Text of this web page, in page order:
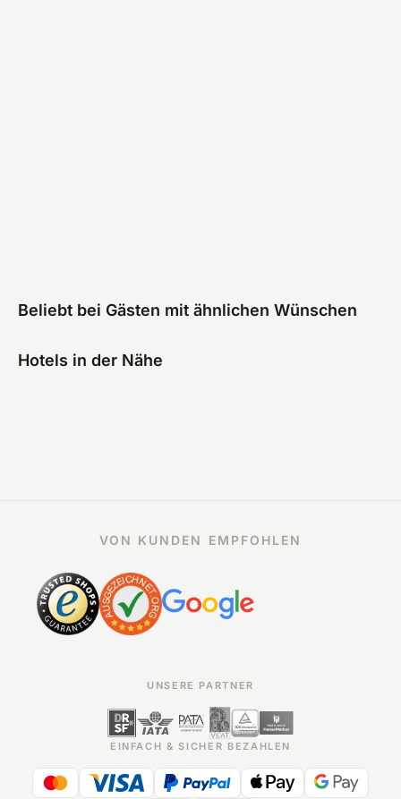
Beliebt bei Gästen mit ähnlichen Wünschen
Hotels in der Nähe
VON KUNDEN EMPFOHLEN
UNSERE PARTNER
EINFACH & SICHER BEZAHLEN